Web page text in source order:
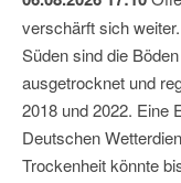
verschärft sich
Süden sind die
ausgetrocknet und
2018 und 2022. Eine
Deutschen
Trockenheit könnte